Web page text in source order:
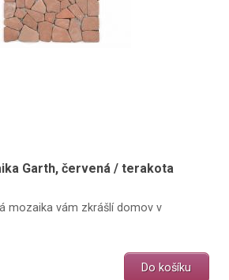
Garth, červená / terakota
mozaika vám zkrášlí domov v
Do košíku